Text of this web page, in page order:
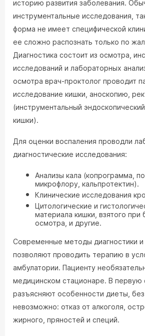
историю развития заболевания.
инструментальные исследования,
форма не имеет специфической
ее сложно распознать только по
Диагностика состоит из осмотра,
исследований и лабораторных
осмотра врач-проктолог проводит
исследование кишки, аноскопию,
(инструментальный
кишки).
Для оценки воспаления проводли
диагностические исследования:
Анализы кала (копрограмма,
микрофлору, кальпротектин).
Клинические исследования
Цитологические и
материала кишки, взятого при
осмотра, и другие.
Современные методы диагностики и
позволяют проводить терапию в
амбулатории. Пациенту
медицинском стационаре. В первую
разъясняют особенности диеты,
невозможно: отказ от алкоголя,
жирного, пряностей и специй.